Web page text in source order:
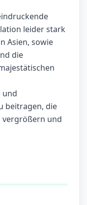
leider stark
Asien, sowie
die
und
beitragen, die
und